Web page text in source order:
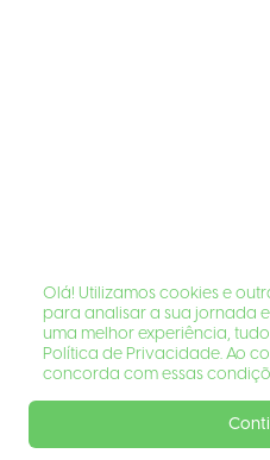
Olá! Utilizamos cookies e
para analisar a sua jornada
uma melhor experiência,
Política de Privacidade. Ao
concorda com essas